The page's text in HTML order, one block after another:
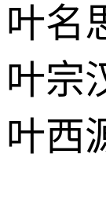
叶名
叶宗
叶西